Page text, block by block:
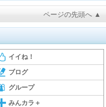
ページの先頭へ ▲
イイね！
ブログ
グループ
みんカラ＋